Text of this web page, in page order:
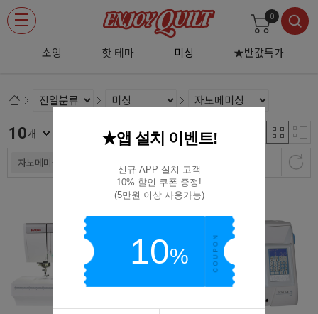
소잉 핫 테마 미싱 ★반값특가
0
자노메미싱
10개 신규등록순
★앱 설치 이벤트!
신규 APP 설치 고객
10% 할인 쿠폰 증정!
(5만원 이상 사용가능)
10%